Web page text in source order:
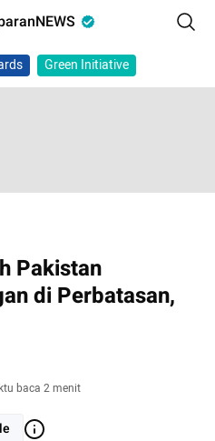
Green Initiative
Pakistan
di Perbatasan,
baca 2 menit